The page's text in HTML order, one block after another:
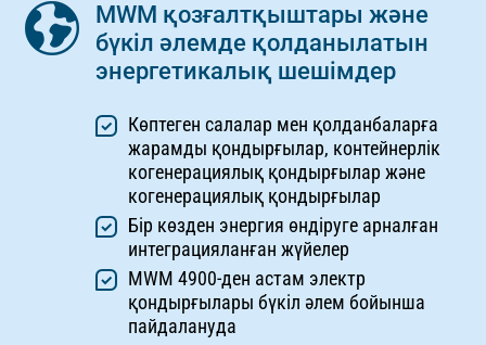
MWM қозғалтқыштары және
бүкіл әлемде қолданылатын
энергетикалық шешімдер
Көптеген салалар мен қолданбаларға
жарамды қондырғылар, контейнерлік
когенерациялық қондырғылар және
когенерациялық қондырғылар
Бір көзден энергия өндіруге арналған
интеграцияланған жүйелер
MWM 4900-ден астам электр
қондырғылары бүкіл әлем бойынша
пайдалануда